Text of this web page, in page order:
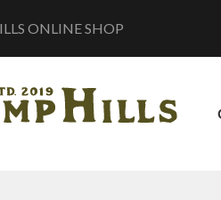
ONLINE SHOP